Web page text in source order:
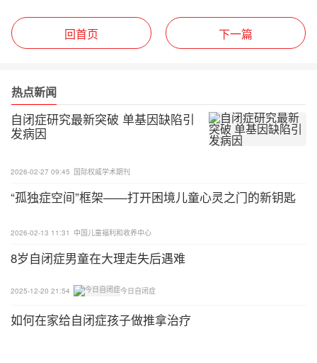
HD3 蛋白正常功能。更重要的是，团队在非人灵长
类（猕猴）模型中开展鞘内注射 AAV9-TeABE 实
期数据。 查看全文
回首页 下一篇
热点新闻
自闭症研究最新突破 单基因缺陷引
发病因
2026-02-27 09:45 国际权威学术期刊
“孤独症空间”框架——打开困境儿童心灵之门的新钥匙
2026-02-13 11:31 中国儿童福利和收养中心
8岁自闭症男童在大理走失后遇难
2025-12-20 21:54 今日自闭症
如何在家给自闭症孩子做推拿治疗